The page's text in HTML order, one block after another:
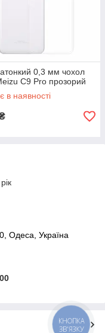
0,3 мм чохол
C9 Pro прозорий
в наявності
Одеса, Україна
КНОПКА
ЗВ'ЯЗКУ